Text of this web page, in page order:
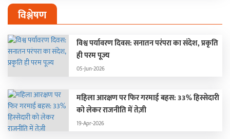
विश्लेषण
विश्व पर्यावरण दिवस: सनातन परंपरा का संदेश, प्रकृति
ही परम पूज्य
05-Jun-2026
महिला आरक्षण पर फिर गरमाई बहस: 33% हिस्सेदारी
को लेकर राजनीति में तेज़ी
19-Apr-2026